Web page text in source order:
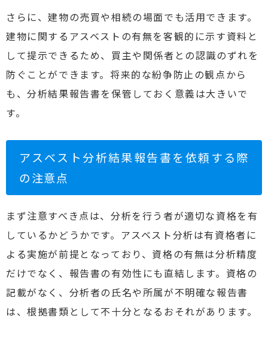
さらに、建物の売買や相続の場面でも活用できます。
建物に関するアスベストの有無を客観的に示す資料と
して提示できるため、買主や関係者との認識のずれを
防ぐことができます。将来的な紛争防止の観点から
も、分析結果報告書を保管しておく意義は大きいで
す。
アスベスト分析結果報告書を依頼する際
の注意点
まず注意すべき点は、分析を行う者が適切な資格を有
しているかどうかです。アスベスト分析は有資格者に
よる実施が前提となっており、資格の有無は分析精度
だけでなく、報告書の有効性にも直結します。資格の
記載がなく、分析者の氏名や所属が不明確な報告書
は、根拠書類として不十分となるおそれがあります。